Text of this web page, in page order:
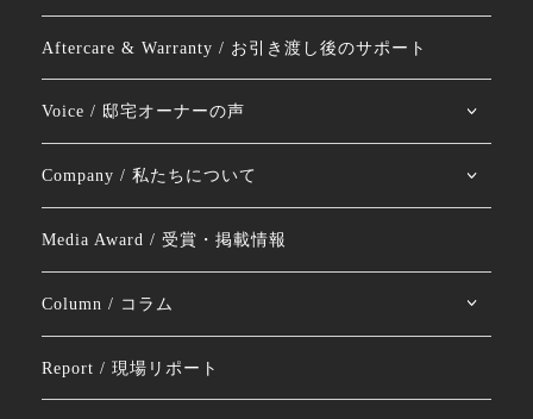
Aftercare & Warranty / お引き渡し後のサポート
Voice / 邸宅オーナーの声
Company / 私たちについて
Media Award / 受賞・掲載情報
Column / コラム
Report / 現場リポート